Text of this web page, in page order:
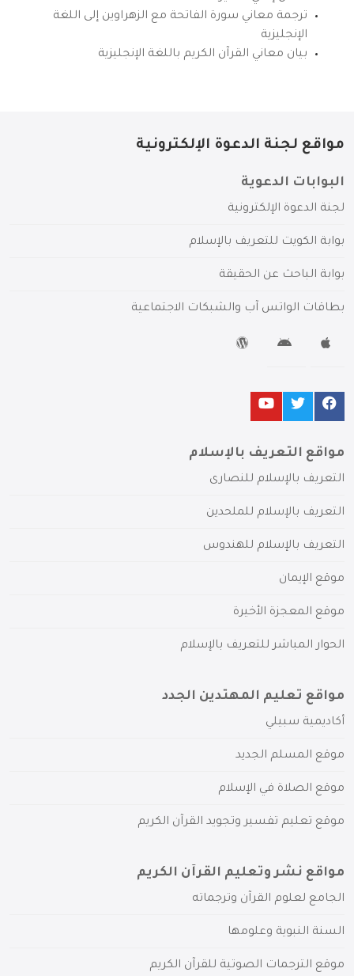
ترجمة معاني سورة الفاتحة مع الزهراوين إلى اللغة
الإنجليزية
بيان معاني القرآن الكريم باللغة الإنجليزية
مواقع لجنة الدعوة الإلكترونية
البوابات الدعوية
لجنة الدعوة الإلكترونية
بوابة الكويت للتعريف بالإسلام
بوابة الباحث عن الحقيقة
بطاقات الواتس آب والشبكات الاجتماعية
مواقع التعريف بالإسلام
التعريف بالإسلام للنصارى
التعريف بالإسلام للملحدين
التعريف بالإسلام للهندوس
موقع الإيمان
موقع المعجزة الأخيرة
الحوار المباشر للتعريف بالإسلام
مواقع تعليم المهتدين الجدد
أكاديمية سبيلي
موقع المسلم الجديد
موقع الصلاة في الإسلام
موقع تعليم تفسير وتجويد القرآن الكريم
مواقع نشر وتعليم القرآن الكريم
الجامع لعلوم القرآن وترجماته
السنة النبوية وعلومها
موقع الترجمات الصوتية للقرآن الكريم